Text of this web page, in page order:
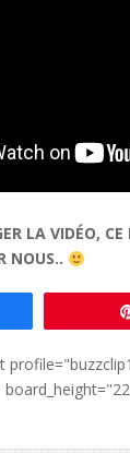
LA VIDÉO,
NOUS..